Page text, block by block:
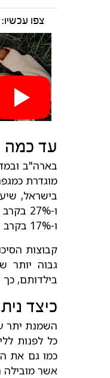
צפו
עד כמה
בארה"ב
ו-17% בקרב נשים.
קבוצות
גבוה יותר
בילדותם,
כיצד
השמנת יתר
כל לפנות
כמו גם את
אשר מובילה